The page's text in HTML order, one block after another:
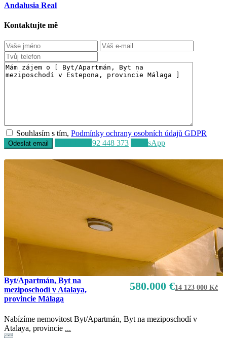
K dispozici
Andalusia Real
Kontaktujte mě
Souhlasím s tím,Podmínky ochrany osobních údajů GDPR
+34 692 448 373 WhatsApp
580.000 €14 123 000 Kč
Byt/Apartmán, Byt na
meziposchodí v Atalaya,
provincie Málaga
Nabízíme nemovitost Byt/Apartmán, Byt na meziposchodí v
Atalaya, provincie ...